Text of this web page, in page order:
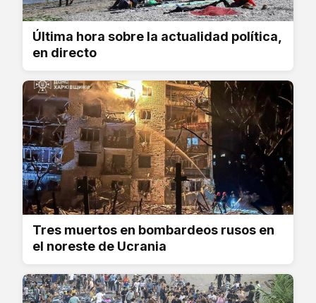
Última hora sobre la actualidad política,
en directo
Tres muertos en bombardeos rusos en
el noreste de Ucrania